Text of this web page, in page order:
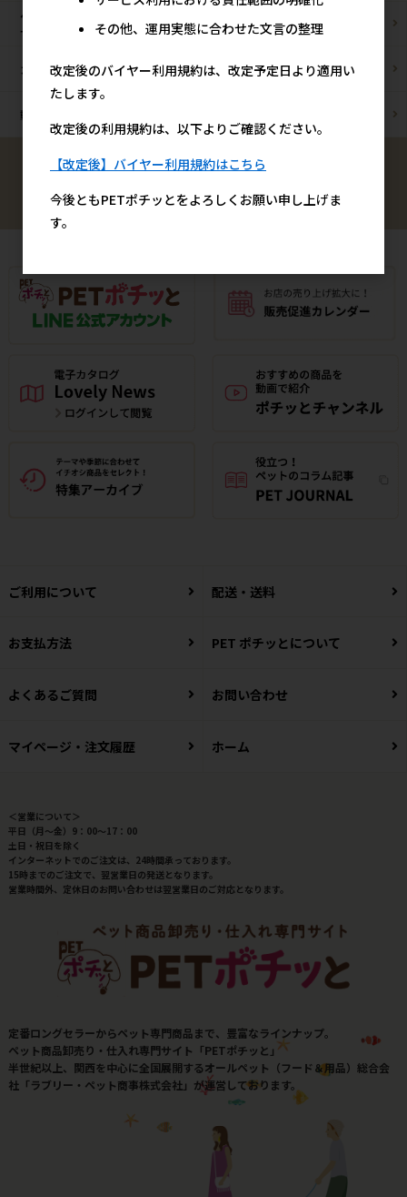
ペットショップ/
サロン様
ブリーダー様
カフェ/飲食店様 ペットOK宿泊施設様
動物病院様
ご利用について 配送・送料
お支払方法 PET ポチッとについて
よくあるご質問 お問い合わせ
マイページ・注文履歴 ホーム
＜営業について＞
平日（月～金）9：00～17：00
土日・祝日を除く
インターネットでのご注文は、24時間承っております。
15時までのご注文で、翌営業日の発送となります。
営業時間外、定休日のお問い合わせは翌営業日のご対応となります。
定番ロングセラーからペット専門商品まで、豊富なラインナップ。
ペット商品卸売り・仕入れ専門サイト「PETポチッと」
半世紀以上、関西を中心に全国展開するオールペット（フード＆用品）総合会
社「ラブリー・ペット商事株式会社」が運営しております。
その他、運用実態に合わせた文言の整理
改定後のバイヤー利用規約は、改定予定日より適用い
たします。
改定後の利用規約は、以下よりご確認ください。
【改定後】バイヤー利用規約はこちら
今後ともPETポチッとをよろしくお願い申し上げま
す。